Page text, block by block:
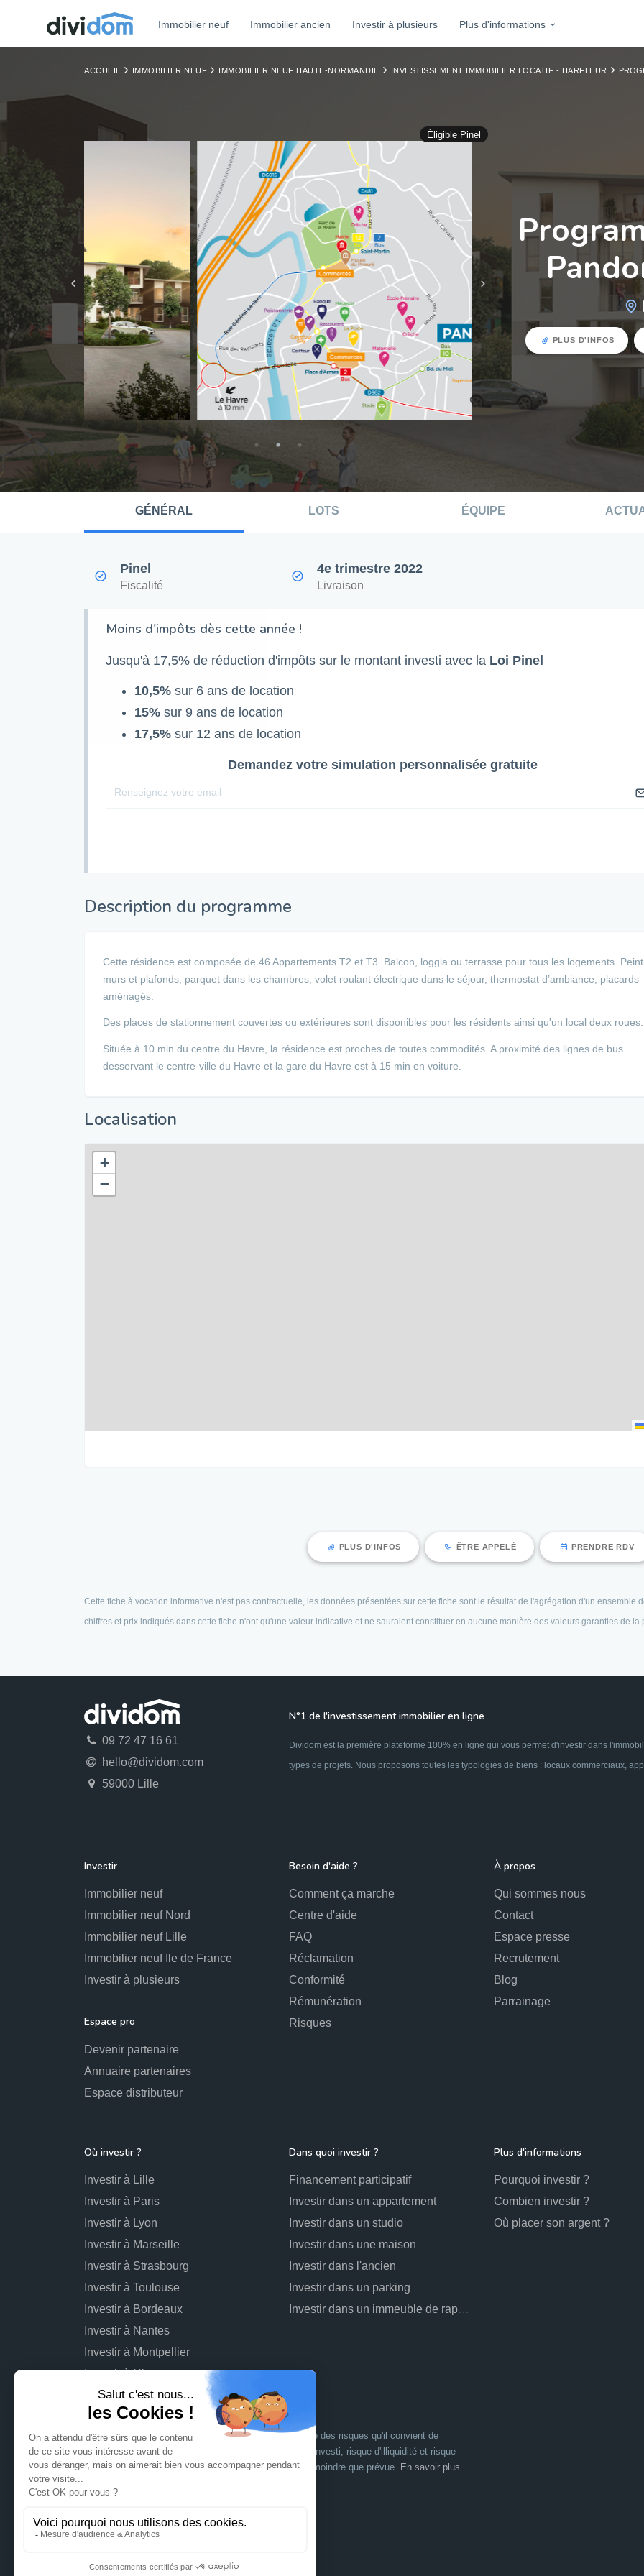
Immobilier neuf Immobilier ancien Investir à plusieurs Plus d'informations
ACCUEIL IMMOBILIER NEUF IMMOBILIER NEUF HAUTE-NORMANDIE INVESTISSEMENT IMMOBILIER LOCATIF - HARFLEUR
Éligible Pinel
PLUS D'INFOS
GÉNÉRAL LOTS ÉQUIPE
Pinel
Fiscalité
4e trimestre 2022
Livraison
Moins d'impôts dès cette année !
Jusqu'à 17,5% de réduction d'impôts sur le montant investi avec la Loi Pinel
10,5% sur 6 ans de location
15% sur 9 ans de location
17,5% sur 12 ans de location
Demandez votre simulation personnalisée gratuite
Description du programme
Cette résidence est composée de 46 Appartements T2 et T3. Balcon, loggia ou terrasse pour tous les logements.
murs et plafonds, parquet dans les chambres, volet roulant électrique dans le séjour, thermostat d’ambiance, placards
aménagés.
Des places de stationnement couvertes ou extérieures sont disponibles pour les résidents ainsi qu'un local deux roues.
Située à 10 min du centre du Havre, la résidence est proches de toutes commodités. A proximité des lignes de bus
desservant le centre-ville du Havre et la gare du Havre est à 15 min en voiture.
Localisation
+
−
PLUS D'INFOS ÊTRE APPELÉ PRENDRE RDV
Cette fiche à vocation informative n'est pas contractuelle, les données présentées sur cette fiche sont le résultat de l'agrégation d'un ensemble
chiffres et prix indiqués dans cette fiche n'ont qu'une valeur indicative et ne sauraient constituer en aucune manière des valeurs garanties de la
09 72 47 16 61
hello@dividom.com
59000 Lille
N°1 de l'investissement immobilier en ligne
Dividom est la première plateforme 100% en ligne qui vous permet d'investir dans
types de projets. Nous proposons toutes les typologies de biens : locaux commerciaux,
Investir
Immobilier neuf
Immobilier neuf Nord
Immobilier neuf Lille
Immobilier neuf Ile de France
Investir à plusieurs
Espace pro
Devenir partenaire
Annuaire partenaires
Espace distributeur
Besoin d'aide ?
Comment ça marche
Centre d'aide
FAQ
Réclamation
Conformité
Rémunération
Risques
À propos
Qui sommes nous
Contact
Espace presse
Recrutement
Blog
Parrainage
Où investir ?
Investir à Lille
Investir à Paris
Investir à Lyon
Investir à Marseille
Investir à Strasbourg
Investir à Toulouse
Investir à Bordeaux
Investir à Nantes
Investir à Montpellier
Investir à Nice
Dans quoi investir ?
Financement participatif
Investir dans un appartement
Investir dans un studio
Investir dans une maison
Investir dans l'ancien
Investir dans un parking
Investir dans un immeuble de rapport
Plus d'informations
Pourquoi investir ?
Combien investir ?
Où placer son argent ?
L'investissement dans des projets immobiliers comporte des risques qu'il convient de
connaître : risque de perte totale ou partielle du capital investi, risque d'illiquidité et risque
opérationnel du projet pouvant entraîner une rentabilité moindre que prévue. En savoir plus
Signatures en ligne assurées par